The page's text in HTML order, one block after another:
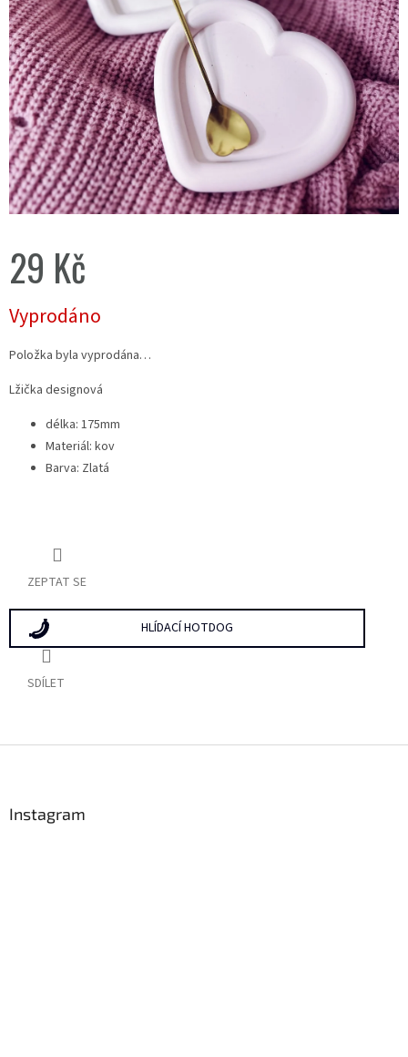
29 Kč
cena:
Vyprodáno
Položka byla vyprodána…
Lžička designová
délka: 175mm
Materiál: kov
Barva: Zlatá
ZEPTAT SE
HLÍDACÍ HOTDOG
SDÍLET
Instagram